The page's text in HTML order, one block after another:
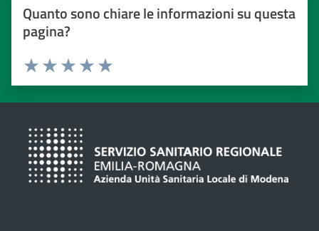
Quanto sono chiare le informazioni su questa
pagina?
Valuta da 1 a 5 stelle
Valuta 5 stelle su 5
Valuta 4 stelle su 5
Valuta 3 stelle su 5
Valuta 2 stelle su 5
Valuta 1 stelle su 5